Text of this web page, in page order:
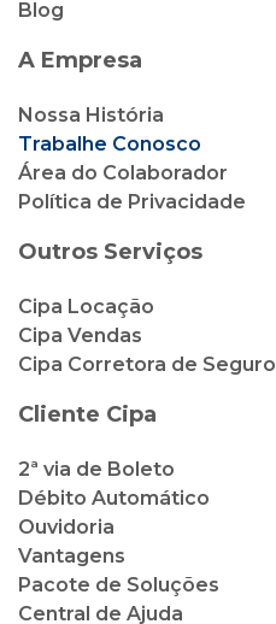
Blog
A Empresa
Nossa História
Trabalhe Conosco
Área do Colaborador
Política de Privacidade
Outros Serviços
Cipa Locação
Cipa Vendas
Cipa Corretora de Seguro
Cliente Cipa
2ª via de Boleto
Débito Automático
Ouvidoria
Vantagens
Pacote de Soluções
Central de Ajuda